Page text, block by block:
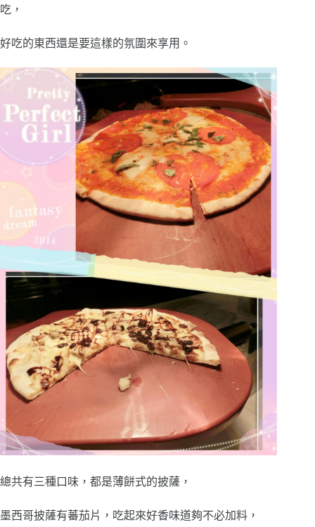
吃，
好吃的東西還是要這樣的氛圍來享用。
總共有三種口味，都是薄餅式的披薩，
墨西哥披薩有蕃茄片，吃起來好香味道夠不必加料，